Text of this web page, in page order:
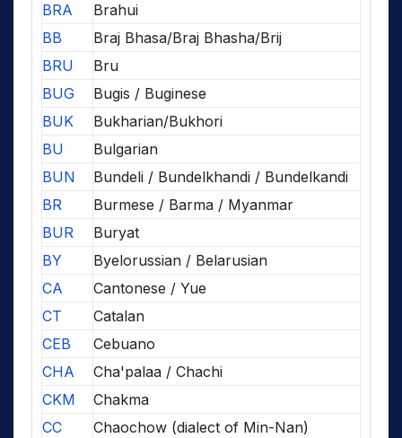
BRA
Brahui
BB
Braj Bhasa/Braj Bhasha/Brij
BRU
Bru
BUG
Bugis / Buginese
BUK
Bukharian/Bukhori
BU
Bulgarian
BUN
Bundeli / Bundelkhandi / Bundelkandi
BR
Burmese / Barma / Myanmar
BUR
Buryat
BY
Byelorussian / Belarusian
CA
Cantonese / Yue
CT
Catalan
CEB
Cebuano
CHA
Cha'palaa / Chachi
CKM
Chakma
CC
Chaochow (dialect of Min-Nan)